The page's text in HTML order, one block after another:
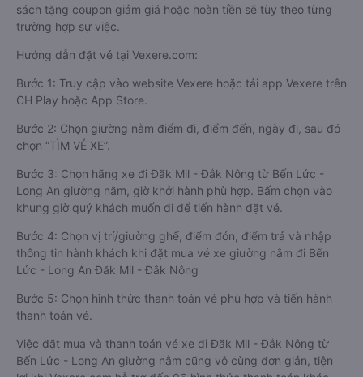
sách tặng coupon giảm giá hoặc hoàn tiền sẽ tùy theo từng
trường hợp sự việc.
Hướng dẫn đặt vé tại Vexere.com:
Bước 1: Truy cập vào website Vexere hoặc tải app Vexere trên
CH Play hoặc App Store.
Bước 2: Chọn giường nằm điểm đi, điểm đến, ngày đi, sau đó
chọn “TÌM VÉ XE”.
Bước 3: Chọn hãng xe đi Đăk Mil - Đắk Nông từ Bến Lức -
Long An giường nằm, giờ khởi hành phù hợp. Bấm chọn vào
khung giờ quý khách muốn đi để tiến hành đặt vé.
Bước 4: Chọn vị trí/giường ghế, điểm đón, điểm trả và nhập
thông tin hành khách khi đặt mua vé xe giường nằm đi Bến
Lức - Long An Đăk Mil - Đắk Nông
Bước 5: Chọn hình thức thanh toán vé phù hợp và tiến hành
thanh toán vé.
Việc đặt mua và thanh toán vé xe đi Đăk Mil - Đắk Nông từ
Bến Lức - Long An giường nằm cũng vô cùng đơn giản, tiện